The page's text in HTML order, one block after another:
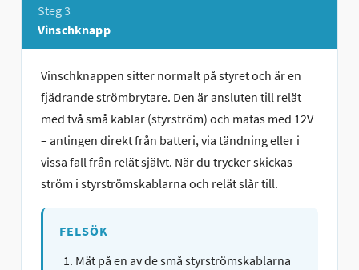
Steg 3
Vinschknapp
Vinschknappen sitter normalt på styret och är en
fjädrande strömbrytare. Den är ansluten till relät
med två små kablar (styrström) och matas med 12V
– antingen direkt från batteri, via tändning eller i
vissa fall från relät självt. När du trycker skickas
ström i styrströmskablarna och relät slår till.
FELSÖK
Mät på en av de små styrströmskablarna